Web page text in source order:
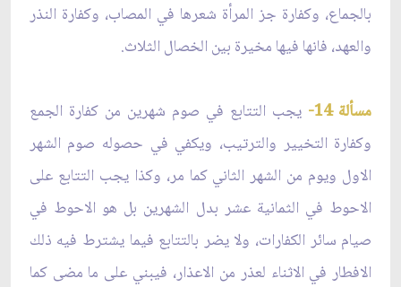
بالجماع، وكفارة جز المرأة شعرها في المصاب، وكفارة النذر
والعهد، فانها فيها مخيرة بين الخصال الثلاث.
مسألة 14-
يجب التتابع في صوم شهرين من كفارة الجمع
وكفارة التخيير والترتيب، ويكفي في حصوله صوم الشهر
الاول ويوم من الشهر الثاني كما مر، وكذا يجب التتابع على
الاحوط في الثمانية عشر بدل الشهرين بل هو الاحوط في
صيام سائر الكفارات، ولا يضر بالتتابع فيما يشترط فيه ذلك
الافطار في الاثناء لعذر من الاعذار، فيبني على ما مضى كما